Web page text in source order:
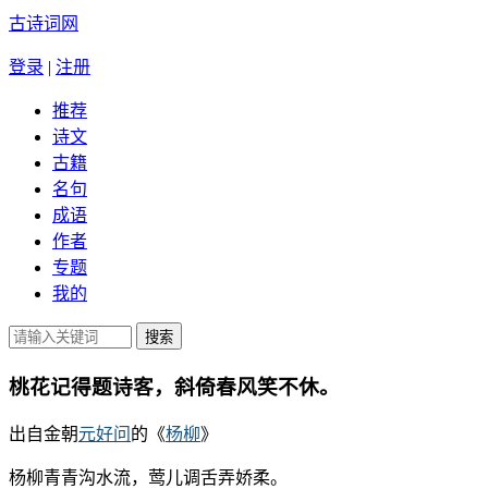
古诗词网
登录 | 注册
推荐
诗文
古籍
名句
成语
作者
专题
我的
桃花记得题诗客，斜倚春风笑不休。
出自金朝元好问 的《杨柳》
杨柳青青沟水流，莺儿调舌弄娇柔。